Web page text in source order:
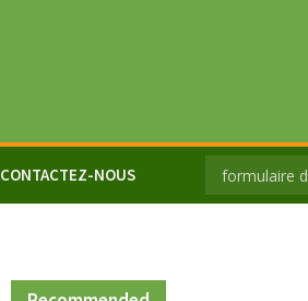
CONTACTEZ-NOUS